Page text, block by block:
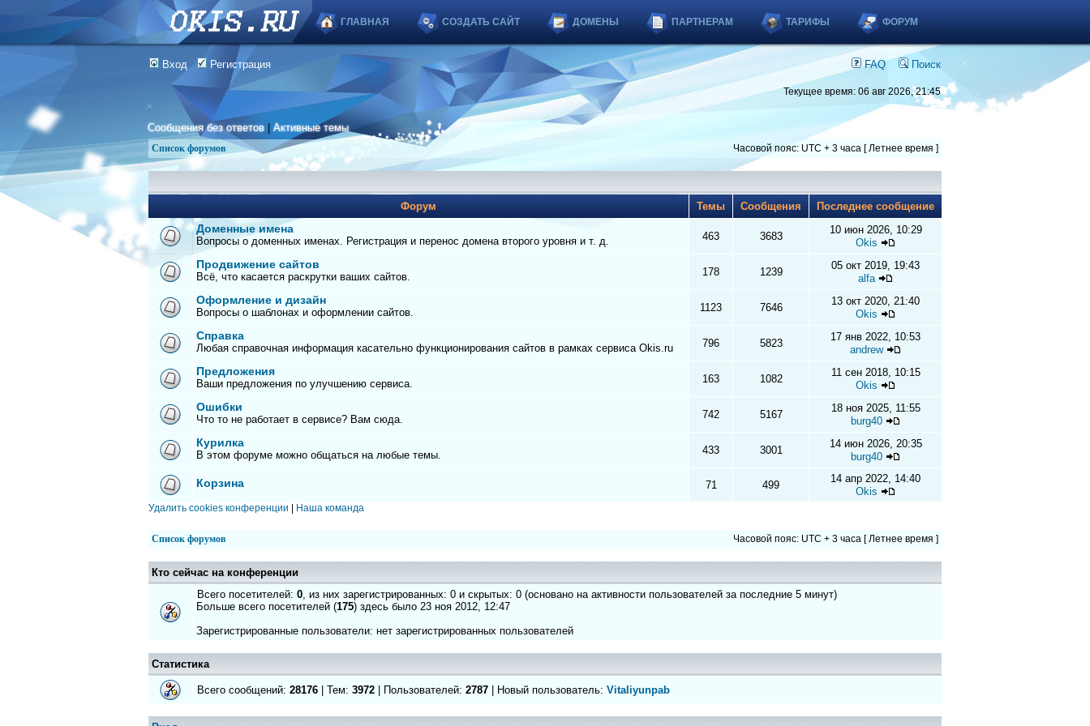
ГЛАВНАЯ СОЗДАТЬ САЙТ ДОМЕНЫ ПАРТНЕРАМ ТАРИФЫ ФОРУМ
Вход Регистрация FAQ Поиск
Текущее время: 06 авг 2026, 21:45
Сообщения без ответов |Активные темы
Список форумов Часовой пояс: UTC + 3 часа [ Летнее время ]
Форум Темы Сообщения Последнее сообщение
Доменные имена
Вопросы о доменных именах. Регистрация и перенос домена второго уровня и т. д. 463 3683
10 июн 2026, 10:29
Okis
Продвижение сайтов
Всё, что касается раскрутки ваших сайтов. 178 1239
05 окт 2019, 19:43
alfa
Оформление и дизайн
Вопросы о шаблонах и оформлении сайтов. 1123 7646
13 окт 2020, 21:40
Okis
Справка
Любая справочная информация касательно функционирования сайтов в рамках сервиса Okis.ru 796 5823
17 янв 2022, 10:53
andrew
Предложения
Ваши предложения по улучшению сервиса. 163 1082
11 сен 2018, 10:15
Okis
Ошибки
Что то не работает в сервисе? Вам сюда. 742 5167
18 ноя 2025, 11:55
burg40
Курилка
В этом форуме можно общаться на любые темы. 433 3001
14 июн 2026, 20:35
burg40
Корзина 71 499
14 апр 2022, 14:40
Okis
Удалить cookies конференции Наша команда
Список форумов Часовой пояс: UTC + 3 часа [ Летнее время ]
Кто сейчас на конференции
Всего посетителей: 0, из них зарегистрированных: 0 и скрытых: 0 (основано на активности пользователей за последние 5 минут)
Больше всего посетителей (175) здесь было 23 ноя 2012, 12:47
Зарегистрированные пользователи: нет зарегистрированных пользователей
Статистика
Всего сообщений: 28176 | Тем: 3972 | Пользователей: 2787 | Новый пользователь: Vitaliyunpab